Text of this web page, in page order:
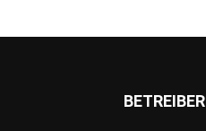
BETREIBER